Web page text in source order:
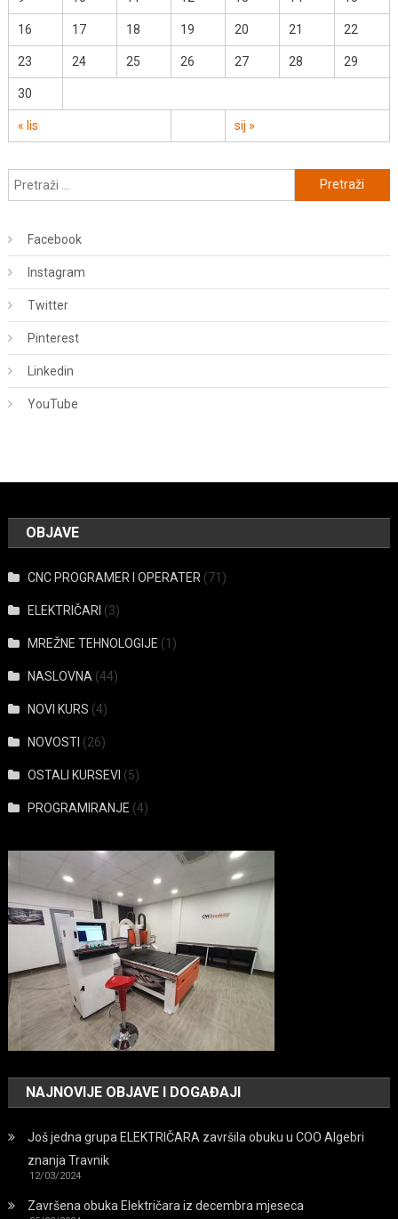
« lis sij »
16 17 18 19 20 21 22
23 24 25 26 27 28 29
30
Pretraži:
Facebook
Instagram
Twitter
Pinterest
Linkedin
YouTube
OBJAVE
CNC PROGRAMER I OPERATER (71)
ELEKTRIČARI (3)
MREŽNE TEHNOLOGIJE (1)
NASLOVNA (44)
NOVI KURS (4)
NOVOSTI (26)
OSTALI KURSEVI (5)
PROGRAMIRANJE (4)
NAJNOVIJE OBJAVE I DOGAĐAJI
Još jedna grupa ELEKTRIČARA završila obuku u COO Algebri
znanja Travnik
12/03/2024
Završena obuka Električara iz decembra mjeseca